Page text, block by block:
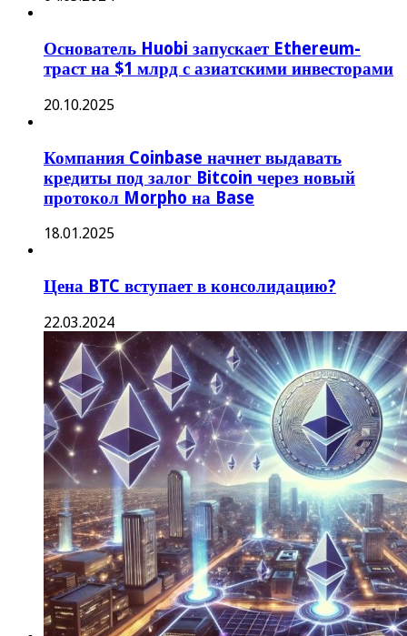
Основатель Huobi запускает Ethereum-
траст на $1 млрд с азиатскими инвесторами
20.10.2025
Компания Coinbase начнет выдавать
кредиты под залог Bitcoin через новый
протокол Morpho на Base
18.01.2025
Цена BTC вступает в консолидацию?
22.03.2024